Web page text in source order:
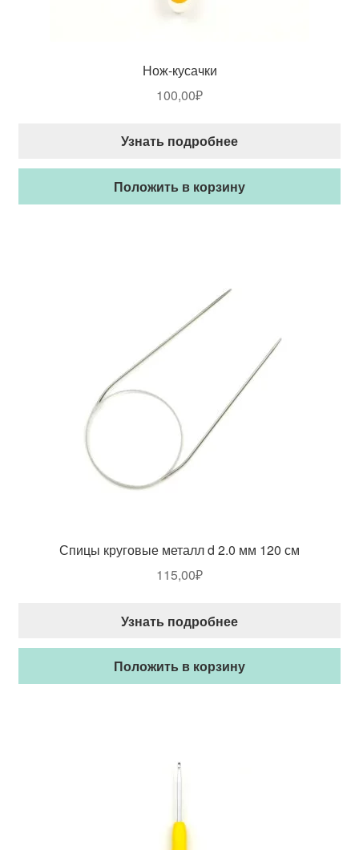
Нож-кусачки
100,00₽
Узнать подробнее
Положить в корзину
Спицы круговые металл d 2.0 мм 120 см
115,00₽
Узнать подробнее
Положить в корзину